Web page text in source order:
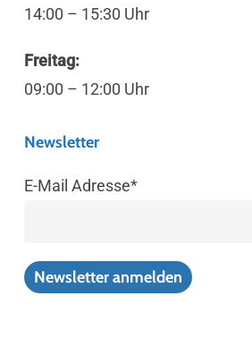
14:00 – 15:30 Uhr
Freitag:
09:00 – 12:00 Uhr
Newsletter
E-Mail Adresse*